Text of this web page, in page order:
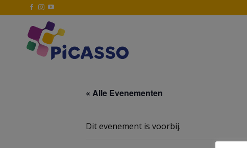
naar
« Alle Evenementen
Dit evenement is voorbij.